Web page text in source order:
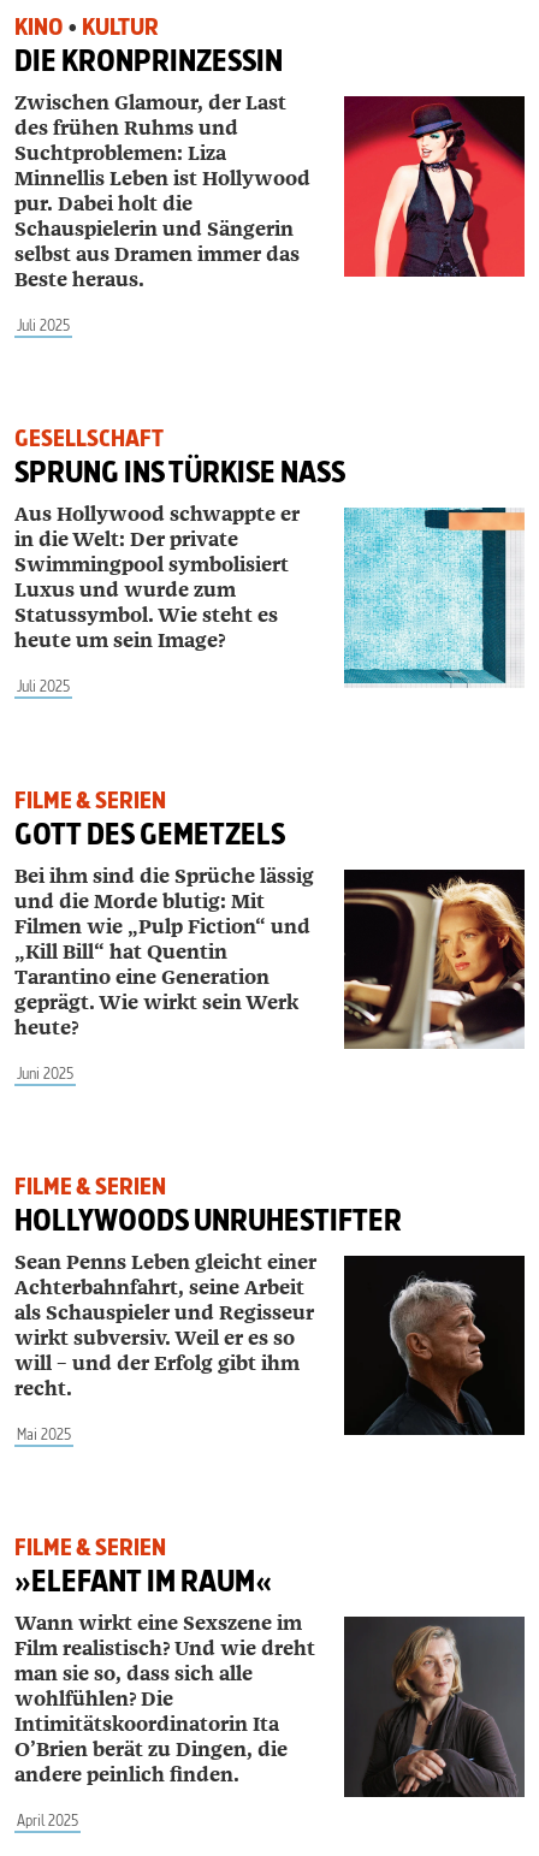
KINO • KULTUR
DIE KRONPRINZESSIN
Zwischen Glamour, der Last
des frühen Ruhms und
Suchtproblemen: Liza
Minnellis Leben ist Hollywood
pur. Dabei holt die
Schauspielerin und Sängerin
selbst aus Dramen immer das
Beste heraus.
Juli 2025
GESELLSCHAFT
SPRUNG INS TÜRKISE NASS
Aus Hollywood schwappte er
in die Welt: Der private
Swimmingpool symbolisiert
Luxus und wurde zum
Statussymbol. Wie steht es
heute um sein Image?
Juli 2025
FILME & SERIEN
GOTT DES GEMETZELS
Bei ihm sind die Sprüche lässig
und die Morde blutig: Mit
Filmen wie „Pulp Fiction“ und
„Kill Bill“ hat Quentin
Tarantino eine Generation
geprägt. Wie wirkt sein Werk
heute?
Juni 2025
FILME & SERIEN
HOLLYWOODS UNRUHESTIFTER
Sean Penns Leben gleicht einer
Achterbahnfahrt, seine Arbeit
als Schauspieler und Regisseur
wirkt subversiv. Weil er es so
will – und der Erfolg gibt ihm
recht.
Mai 2025
FILME & SERIEN
»ELEFANT IM RAUM«
Wann wirkt eine Sexszene im
Film realistisch? Und wie dreht
man sie so, dass sich alle
wohlfühlen? Die
Intimitätskoordinatorin Ita
O’Brien berät zuDingen, die
andere peinlich finden.
April 2025